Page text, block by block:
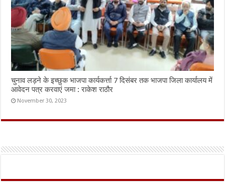
चुनाव लड़ने के इच्छुक भाजपा कार्यकर्त्ता 7 दिसंबर तक भाजपा जिला कार्यालय में
आवेदन पत्र करवाएं जमा : राकेश राठौर
November 30, 2023